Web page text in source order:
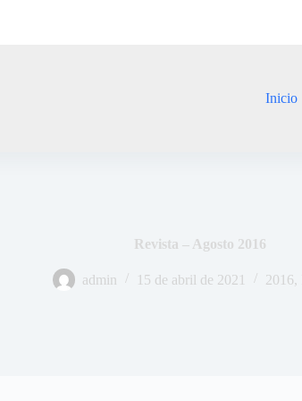
Inicio
Revista – Agosto 2016
admin 15 de abril de 2021 2016,